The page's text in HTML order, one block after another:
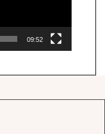
09:52